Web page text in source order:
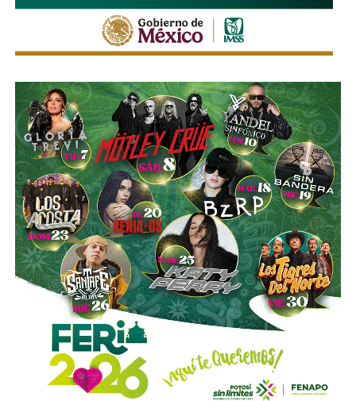
“Hace rato oí la declaración de la fiscal que decía que ahí
era un punto. Yo digo, ¿por qué no se ha atacado ese
punto?”, expresó.
El edil insistió en queno adelantará conclusiones ni
atribuirá responsabilidades sin que concluya la
investigación, aunque reiteró que su administración
mantendrá una política de cero tolerancia frente a cualquier
conducta irregular dentro de la corporación.
“Pueden ser muchas conjeturas que yo no quisiera
adelantar, pero sí,mi compromiso es una policía limpia,
una policía sana; y si hay que investigar y tenemos
que sancionar, lo voy a hacer. Ese es mi compromiso
con la población”, concluyó.
La declaración del alcalde se da luego de quela SSPC
municipal informara el inicio de una investigación
para esclarecer los hechos captados en un video
difundido en redes sociales, en el que presuntamente
aparecen elementos de la corporación, caso que también